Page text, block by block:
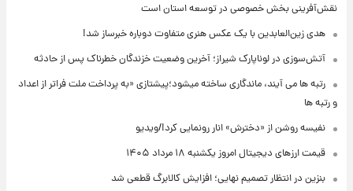
نقش‌آفرینی بخش خصوصی در توسعه استان است
هدی زین‌العابدین با یک عکس هنری متفاوت دوباره خبرساز شد!
آتش‌سوزی در لوناپارک شیراز؛ آخرین وضعیت خزندگان خطرناک پس از حادثه
رتبه ها می آیند، ماندگاری ساخته میشود؛پیشتازی «به پرداخت ملت فراتر از اعداد
و رتبه ها
نفیسه روشن از «دخترش» انار رونمایی کرد!/ویدیو
قیمت ارزهای دیجیتال امروز یکشنبه ۱۸ مرداد ۱۴۰۵
بنزین در انتظار تصمیم نهایی؛ افزایش کالابرگ قطعی شد